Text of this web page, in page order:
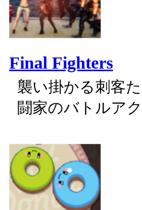
Final Fighters
襲い掛かる刺客
闘家のバトルア